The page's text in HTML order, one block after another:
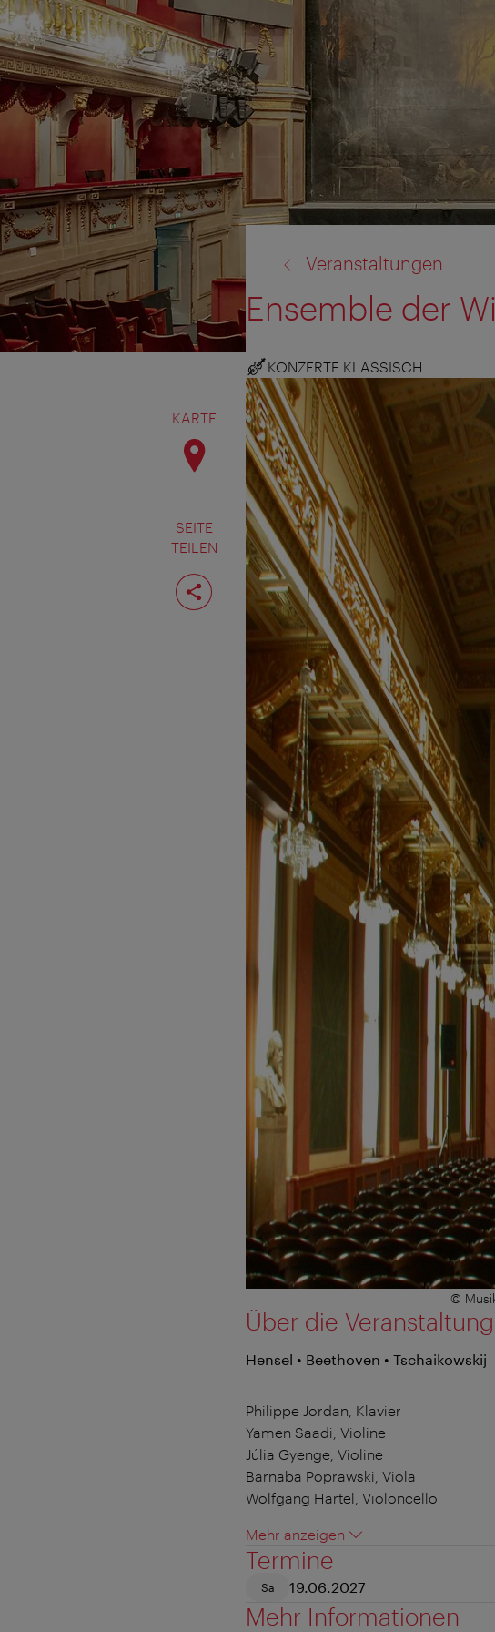
KARTE
SEITE
TEILEN
Seite
teilen
Veranstaltungen
Ensemble der
KONZERTE KLASSISCH
©
Über die Veranstaltung
Hensel • Beethoven • Tschaikowskij
Philippe Jordan, Klavier
Yamen Saadi, Violine
Júlia Gyenge, Violine
Barnaba Poprawski, Viola
Wolfgang Härtel, Violoncello
Mehr anzeigen
Termine
Sa 19.06.2027
Mehr Informationen